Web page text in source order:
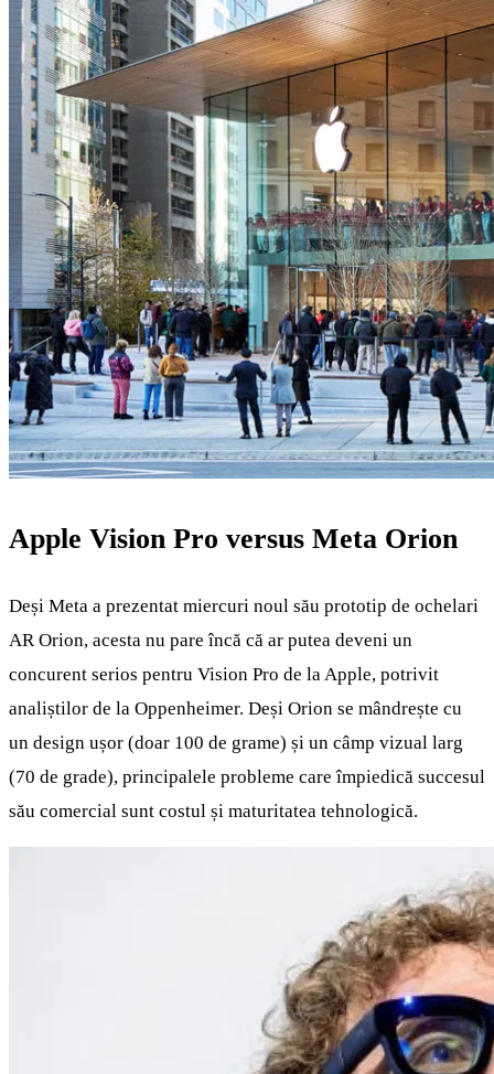
Apple Vision Pro versus Meta Orion
Deși Meta a prezentat miercuri noul său prototip de ochelari
AR Orion, acesta nu pare încă că ar putea deveni un
concurent serios pentru Vision Pro de la Apple, potrivit
analiștilor de la Oppenheimer. Deși Orion se mândrește cu
un design ușor (doar 100 de grame) și un câmp vizual larg
(70 de grade), principalele probleme care împiedică succesul
său comercial sunt costul și maturitatea tehnologică.